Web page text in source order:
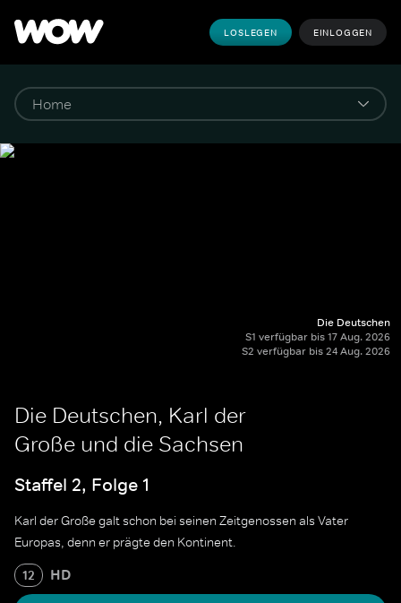
LOSLEGEN EINLOGGEN
Die Deutschen
S1 verfügbar bis 17 Aug. 2026
S2 verfügbar bis 24 Aug. 2026
Die Deutschen, Karl der
Große und die Sachsen
Staffel 2, Folge 1
Karl der Große galt schon bei seinen Zeitgenossen als Vater
Europas, denn er prägte den Kontinent.
12 HD